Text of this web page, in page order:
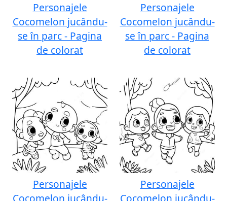
Personajele
Cocomelon jucându-
se în parc - Pagina
de colorat
Personajele
Cocomelon jucându-
se în parc - Pagina
de colorat
Personajele
Cocomelon jucându-
Personajele
Cocomelon jucându-